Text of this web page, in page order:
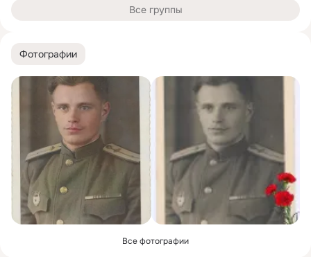
Фотографии
Все фотографии
Все группы